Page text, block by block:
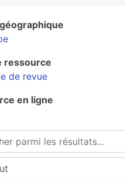
ressource
de revue
en ligne
parmi les résultats...
dans...